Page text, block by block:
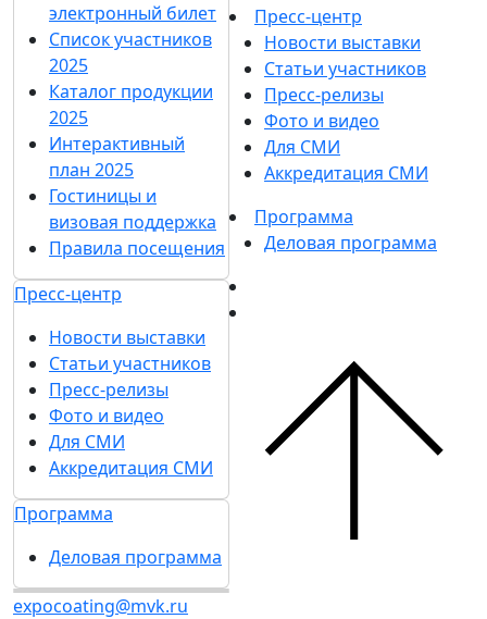
электронный билет
Список участников
2025
Каталог продукции
2025
Интерактивный
план 2025
Гостиницы и
визовая поддержка
Правила посещения
Пресс-центр
Новости выставки
Статьи участников
Пресс-релизы
Фото и видео
Для СМИ
Аккредитация СМИ
Программа
Деловая программа
expocoating@mvk.ru
Пресс-центр
Новости выставки
Статьи участников
Пресс-релизы
Фото и видео
Для СМИ
Аккредитация СМИ
Программа
Деловая программа